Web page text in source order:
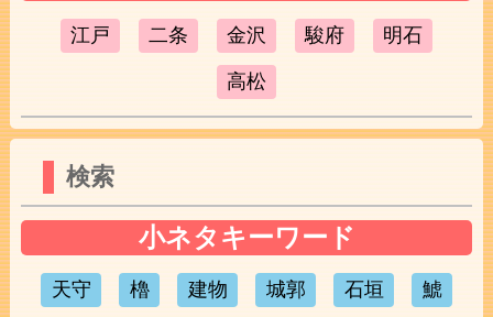
江戸 二条 金沢 駿府 明石
高松
検索
小ネタキーワード
天守 櫓 建物 城郭 石垣 鯱